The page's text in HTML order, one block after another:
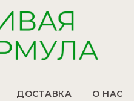
ДОСТАВКА О НАС